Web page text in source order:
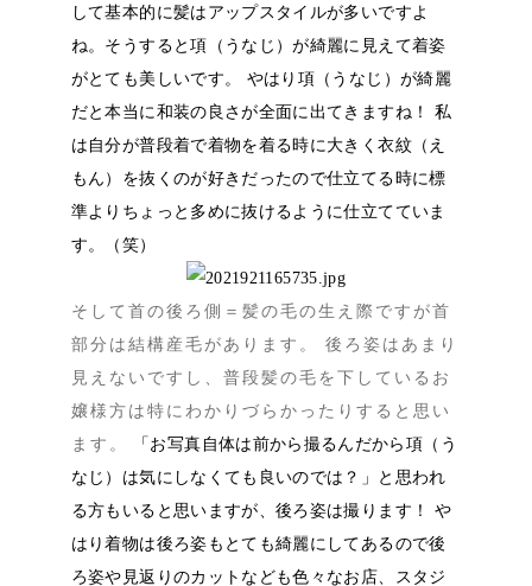
して基本的に髪はアップスタイルが多いですよ
ね。そうすると項（うなじ）が綺麗に見えて着姿
がとても美しいです。 やはり項（うなじ）が綺麗
だと本当に和装の良さが全面に出てきますね！ 私
は自分が普段着で着物を着る時に大きく衣紋（え
もん）を抜くのが好きだったので仕立てる時に標
準よりちょっと多めに抜けるように仕立てていま
す。（笑）
そして首の後ろ側＝髪の毛の生え際ですが首
部分は結構産毛があります。 後ろ姿はあまり
見えないですし、普段髪の毛を下しているお
嬢様方は特にわかりづらかったりすると思い
ます。
「お写真自体は前から撮るんだから項（う
なじ）は気にしなくても良いのでは？」と思われ
る方もいると思いますが、後ろ姿は撮ります！ や
はり着物は後ろ姿もとても綺麗にしてあるので後
ろ姿や見返りのカットなども色々なお店、スタジ